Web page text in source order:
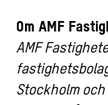
Om AMF
AMF
Stockholm